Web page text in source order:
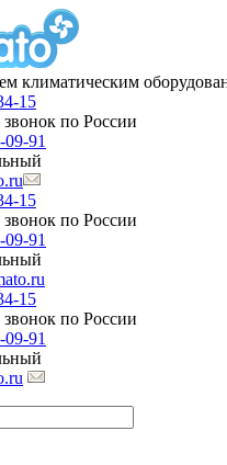
климатическим
15
по России
91
15
по России
91
15
по России
91